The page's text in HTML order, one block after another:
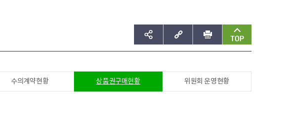
sns공유하기 주소복사 인쇄 맨위로
수의계약현황 상품권구매현황 위원회 운영현황